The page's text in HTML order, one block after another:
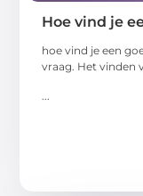
Hoe vind je
hoe vind je een
vraag. Het vinden